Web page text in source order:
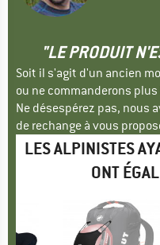
"LE PRODUIT
Soit il s'agit d'un ancien
ou ne commanderons
Ne désespérez pas, nous
de rechange à vous
LES ALPINISTES
ONT